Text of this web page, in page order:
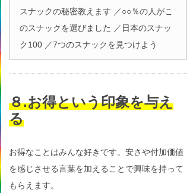
スナックの秘密教えます ／○○％の人がこ
のスナックを選びました ／日本のスナッ
ク100 ／7つのスナックを見つけよう
８.お得という印象を与え
る
お得なことはみんな好きです。安さや付加価値
を感じさせる言葉を加えることで興味を持って
もらえます。